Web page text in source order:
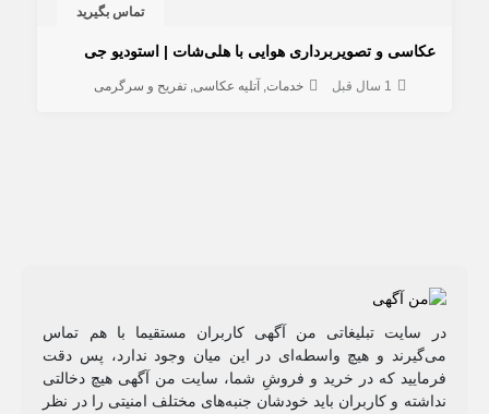
تماس بگیرید
عکاسی و تصویربرداری هوایی با هلی‌شات | استودیو جی
1 سال قبل خدمات آتلیه عکاسی تفریح و سرگرمی
در سایت تبلیغاتی من آگهی کاربران مستقیما با هم تماس
می‌گیرند و هیچ واسطه‌ای در این میان وجود ندارد، پس دقت
فرمایید که در خرید و فروشِ شما، سایت من آگهی هیچ دخالتی
نداشته و کاربران باید خودشان جنبه‌های مختلف امنیتی را در نظر